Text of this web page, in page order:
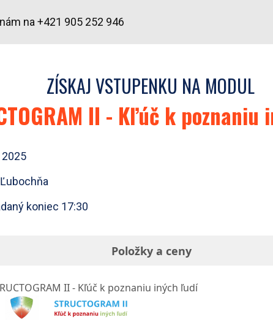
na +421 905 252 946
ZÍSKAJ VSTUPENKU NA MODUL
II - Kľúč k
2025
koniec 17:30
Položky a ceny
II - Kľúč k poznaniu iných ľudí